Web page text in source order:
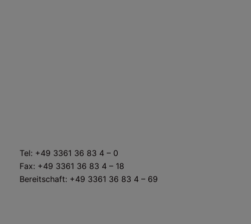
Tel: +49 3361 36 83 4 – 0
Fax: +49 3361 36 83 4 – 18
Bereitschaft: +49 3361 36 83 4 – 69